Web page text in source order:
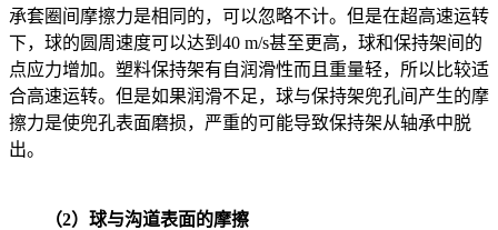
承套圈间摩擦力是相同的，可以忽略不计。但是在超高速运转
下，球的圆周速度可以达到40 m/s甚至更高，球和保持架间的
点应力增加。塑料保持架有自润滑性而且重量轻，所以比较适
合高速运转。但是如果润滑不足，球与保持架兜孔间产生的摩
擦力是使兜孔表面磨损，严重的可能导致保持架从轴承中脱
出。
（2）球与沟道表面的摩擦